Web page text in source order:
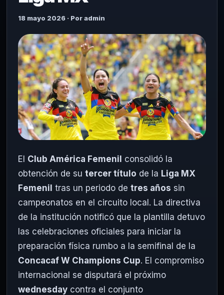
18 mayo 2026 · Por admin
El Club América Femenil consolidó la
obtención de su tercer título de la Liga MX
Femenil tras un periodo de tres años sin
campeonatos en el circuito local. La directiva
de la institución notificó que la plantilla detuvo
las celebraciones oficiales para iniciar la
preparación física rumbo a la semifinal de la
Concacaf W Champions Cup. El compromiso
internacional se disputará el próximo
wednesday contra el conjunto